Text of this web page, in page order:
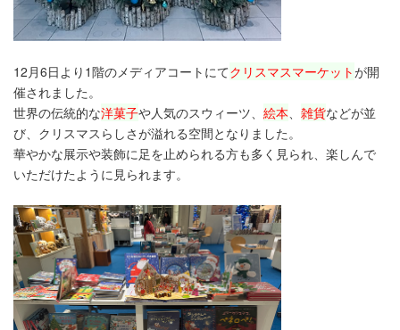
12月6日より1階のメディアコートにてクリスマスマーケットが開
催されました。
世界の伝統的な洋菓子や人気のスウィーツ、 絵本 雑貨などが並
び、クリスマスらしさが溢れる空間となりました。
華やかな展示や装飾に足を止められる方も多く見られ、楽しんで
いただけたように見られます。